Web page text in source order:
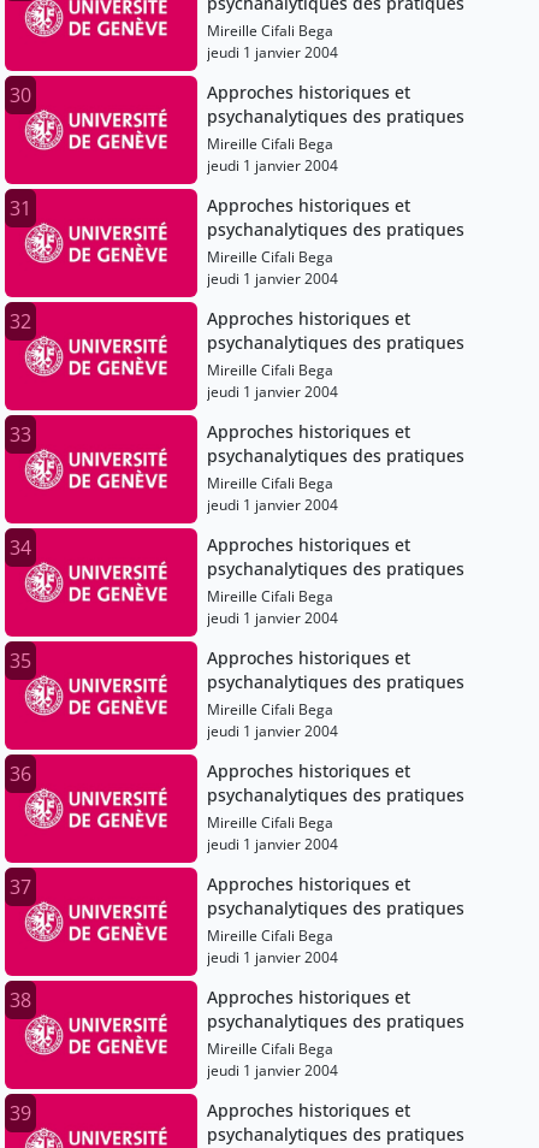
Mireille Cifali Bega
jeudi 1 janvier 2004
30
Approches historiques et
psychanalytiques des pratiques
Mireille Cifali Bega
jeudi 1 janvier 2004
31
Approches historiques et
psychanalytiques des pratiques
Mireille Cifali Bega
jeudi 1 janvier 2004
32
Approches historiques et
psychanalytiques des pratiques
Mireille Cifali Bega
jeudi 1 janvier 2004
33
Approches historiques et
psychanalytiques des pratiques
Mireille Cifali Bega
jeudi 1 janvier 2004
34
Approches historiques et
psychanalytiques des pratiques
Mireille Cifali Bega
jeudi 1 janvier 2004
35
Approches historiques et
psychanalytiques des pratiques
Mireille Cifali Bega
jeudi 1 janvier 2004
36
Approches historiques et
psychanalytiques des pratiques
Mireille Cifali Bega
jeudi 1 janvier 2004
37
Approches historiques et
psychanalytiques des pratiques
Mireille Cifali Bega
jeudi 1 janvier 2004
38
Approches historiques et
psychanalytiques des pratiques
Mireille Cifali Bega
jeudi 1 janvier 2004
39
Approches historiques et
psychanalytiques des pratiques